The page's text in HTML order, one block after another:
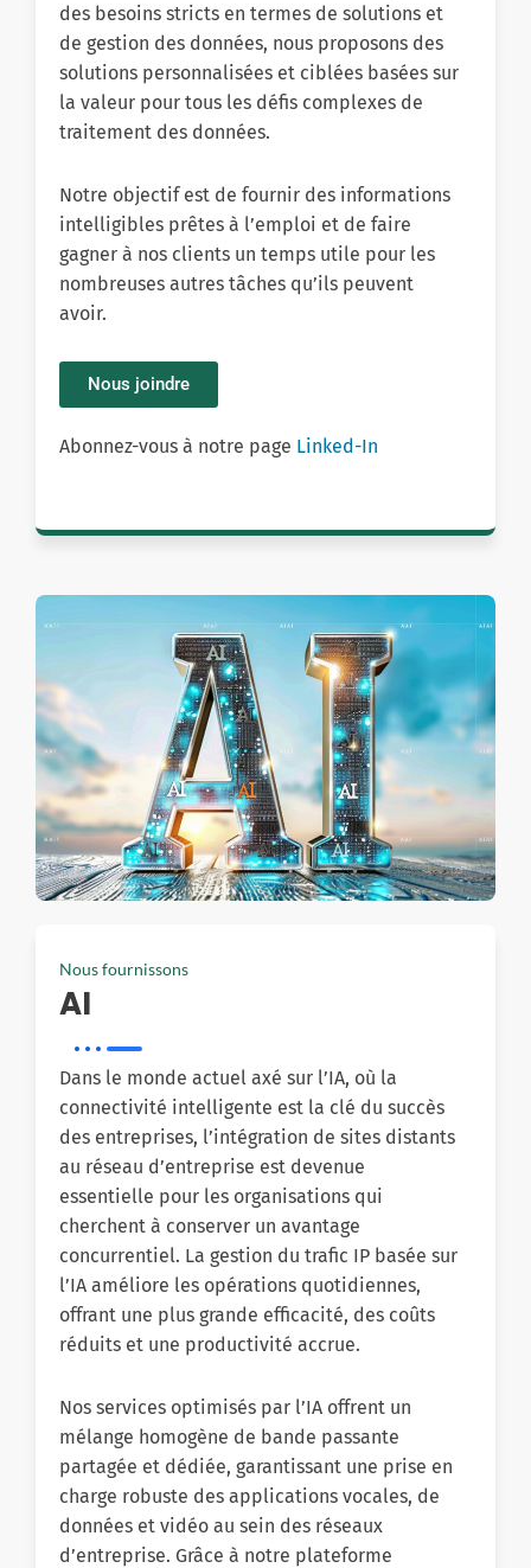
des besoins stricts en termes de solutions et
de gestion des données, nous proposons des
solutions personnalisées et ciblées basées sur
la valeur pour tous les défis complexes de
traitement des données.
Notre objectif est de fournir des informations
intelligibles prêtes à l’emploi et de faire
gagner à nos clients un temps utile pour les
nombreuses autres tâches qu’ils peuvent
avoir.
Nous joindre
Abonnez-vous à notre page Linked-In
Nous fournissons
AI
Dans le monde actuel axé sur l’IA, où la
connectivité intelligente est la clé du succès
des entreprises, l’intégration de sites distants
au réseau d’entreprise est devenue
essentielle pour les organisations qui
cherchent à conserver un avantage
concurrentiel. La gestion du trafic IP basée sur
l’IA améliore les opérations quotidiennes,
offrant une plus grande efficacité, des coûts
réduits et une productivité accrue.
Nos services optimisés par l’IA offrent un
mélange homogène de bande passante
partagée et dédiée, garantissant une prise en
charge robuste des applications vocales, de
données et vidéo au sein des réseaux
d’entreprise. Grâce à notre plateforme